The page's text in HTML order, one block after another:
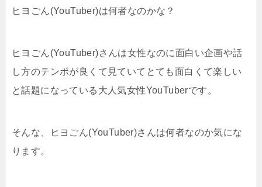
ヒヨごん(YouTuber)は何者なのかな？
ヒヨごん(YouTuber)さんは女性なのに面白い企画や話
し方のテンポが良くて見ていてとても面白くて楽しい
と話題になっている大人気女性YouTuberです。
そんな、ヒヨごん(YouTuber)さんは何者なのか気にな
ります。